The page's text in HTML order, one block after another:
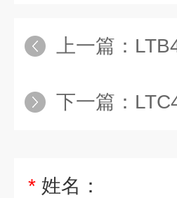
上一篇：
下一篇：
* 姓名：